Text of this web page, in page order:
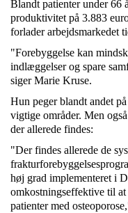
Blandt patienter under 66
produktivitet på 3.883
forlader arbejdsmarkedet
"Forebyggelse kan
indlæggelser og spare
siger Marie Kruse.
Hun peger blandt andet
vigtige områder. Men
der allerede findes:
"Der findes allerede de
høj grad implementeret i
omkostningseffektive til
patienter med